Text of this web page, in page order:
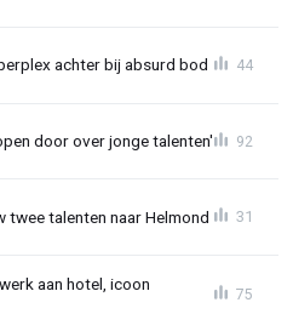
achter bij absurd bod 44
door over jonge talenten' 92
twee talenten naar Helmond 31
aan hotel, icoon
75